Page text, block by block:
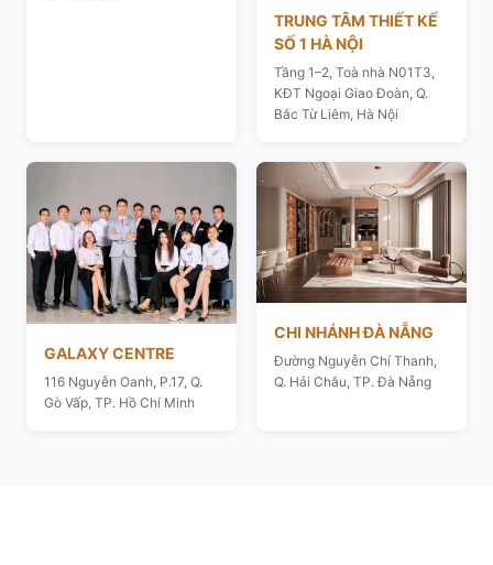
TRUNG TÂM THIẾT KẾ
SỐ 1 HÀ NỘI
Tầng 1–2, Toà nhà N01T3,
KĐT Ngoại Giao Đoàn, Q.
Bắc Từ Liêm, Hà Nội
GALAXY CENTRE
116 Nguyễn Oanh, P.17, Q.
Gò Vấp, TP. Hồ Chí Minh
CHI NHÁNH ĐÀ NẴNG
Đường Nguyễn Chí Thanh,
Q. Hải Châu, TP. Đà Nẵng